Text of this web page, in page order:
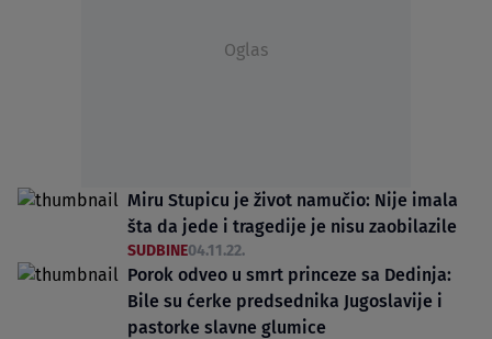
Oglas
Miru Stupicu je život namučio: Nije imala
šta da jede i tragedije je nisu zaobilazile
SUDBINE04.11.22.
Porok odveo u smrt princeze sa Dedinja:
Bile su ćerke predsednika Jugoslavije i
pastorke slavne glumice